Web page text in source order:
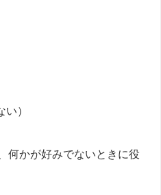
い）
何かが好みでないときに役